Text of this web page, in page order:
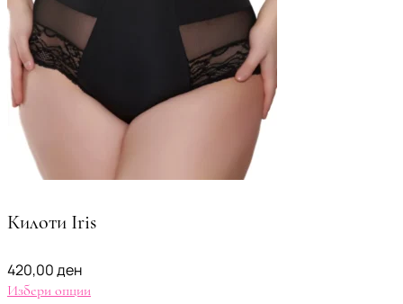
Килоти Iris
420,00ден
Избери опции